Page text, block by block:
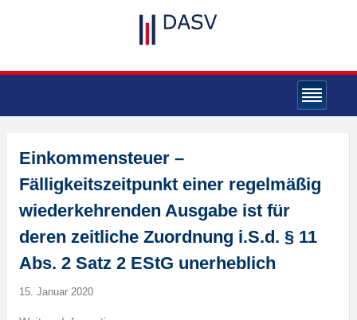
Einkommensteuer –
Fälligkeitszeitpunkt einer regelmäßig
wiederkehrenden Ausgabe ist für
deren zeitliche Zuordnung i.S.d. § 11
Abs. 2 Satz 2 EStG unerheblich
15. Januar 2020